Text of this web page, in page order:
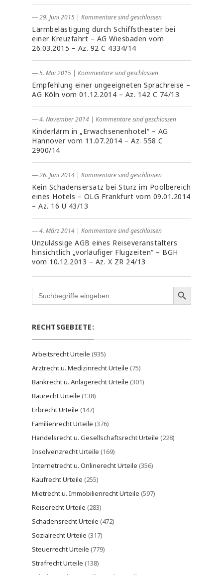
― 29. Juni 2015 | Kommentare sind geschlossen
Lärmbelästigung durch Schiffstheater bei
einer Kreuzfahrt – AG Wiesbaden vom
26.03.2015 – Az. 92 C 4334/14
― 5. Mai 2015 | Kommentare sind geschlossen
Empfehlung einer ungeeigneten Sprachreise –
AG Köln vom 01.12.2014 – Az. 142 C 74/13
― 4. November 2014 | Kommentare sind geschlossen
Kinderlärm in „Erwachsenenhotel“ – AG
Hannover vom 11.07.2014 – Az. 558 C
2900/14
― 26. Juni 2014 | Kommentare sind geschlossen
Kein Schadensersatz bei Sturz im Poolbereich
eines Hotels – OLG Frankfurt vom 09.01.2014
– Az. 16 U 43/13
― 4. März 2014 | Kommentare sind geschlossen
Unzulässige AGB eines Reiseveranstalters
hinsichtlich „vorläufiger Flugzeiten“ – BGH
vom 10.12.2013 – Az. X ZR 24/13
Search
for:
RECHTSGEBIETE:
Arbeitsrecht Urteile (935)
Arztrecht u. Medizinrecht Urteile (75)
Bankrecht u. Anlagerecht Urteile (301)
Baurecht Urteile (138)
Erbrecht Urteile (147)
Familienrecht Urteile (376)
Handelsrecht u. Gesellschaftsrecht Urteile (228)
Insolvenzrecht Urteile (169)
Internetrecht u. Onlinerecht Urteile (356)
Kaufrecht Urteile (255)
Mietrecht u. Immobilienrecht Urteile (597)
Reiserecht Urteile (283)
Schadensrecht Urteile (472)
Sozialrecht Urteile (317)
Steuerrecht Urteile (779)
Strafrecht Urteile (138)